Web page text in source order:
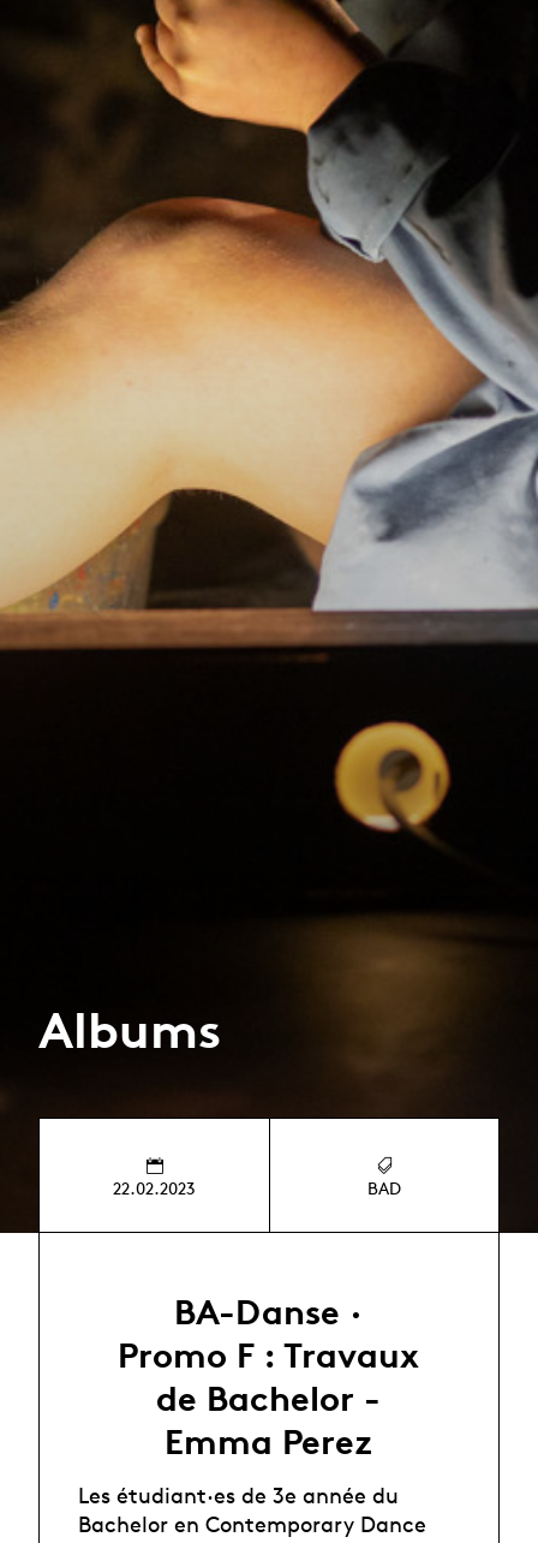
Albums
22.02.2023 BAD
BA-Danse ·
Promo F : Travaux
de Bachelor -
Emma Perez
Les étudiant·es de 3e année du
Bachelor en Contemporary Dance